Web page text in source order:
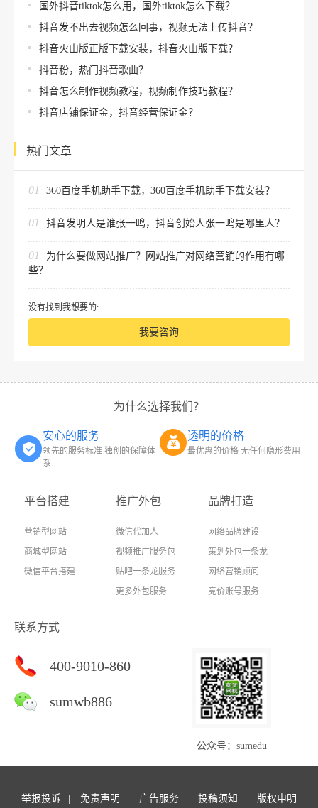
国外抖音tiktok怎么用，国外tiktok怎么下载？
抖音发不出去视频怎么回事，视频无法上传抖音？
抖音火山版正版下载安装，抖音火山版下载？
抖音粉，热门抖音歌曲？
抖音怎么制作视频教程，视频制作技巧教程？
抖音店铺保证金，抖音经营保证金？
热门文章
01 360百度手机助手下载，360百度手机助手下载安装？
01 抖音发明人是谁张一鸣，抖音创始人张一鸣是哪里人？
01
为什么要做网站推广？网站推广对网络营销的作用有哪
些？
没有找到我想要的:
我要咨询
为什么选择我们？
安心的服务
领先的服务标准 独创的保障体
系
透明的价格
最优惠的价格 无任何隐形费用
平台搭建
营销型网站
商城型网站
微信平台搭建
推广外包
微信代加人
视频推广服务包
贴吧一条龙服务
更多外包服务
品牌打造
网络品牌建设
策划外包一条龙
网络营销顾问
竞价账号服务
联系方式
400-9010-860
sumwb886
公众号：sumedu
举报投诉 免责声明 广告服务 投稿须知 版权申明